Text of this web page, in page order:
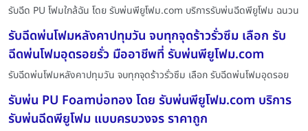
รับฉีด PU โฟมใกล้ฉัน โดย รับพ่นพียูโฟม.com บริการรับพ่นฉีดพียูโฟม ฉนวน
รับฉีดพ่นโฟมหลังคาปทุมวัน จบทุกจุดร้าวรั่วซึม เลือก รับ
ฉีดพ่นโฟมอุดรอยรั่ว มืออาชีพที่ รับพ่นพียูโฟม.com
รับฉีดพ่นโฟมหลังคาปทุมวัน จบทุกจุดร้าวรั่วซึม เลือก รับฉีดพ่นโฟมอุดรอย
รับพ่น PU Foamบ่อทอง โดย รับพ่นพียูโฟม.com บริการ
รับพ่นฉีดพียูโฟม แบบครบวงจร ราคาถูก